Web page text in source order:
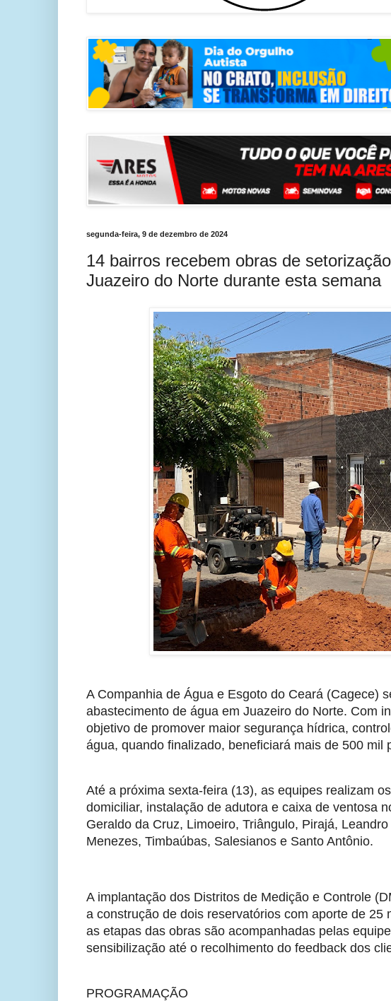
segunda-feira, 9 de dezembro de 2024
14 bairros recebem obras de
Juazeiro do Norte durante esta semana
A Companhia de Água e Esgoto do Ceará (Cagece)
abastecimento de água em Juazeiro do Norte. Com
objetivo de promover maior segurança hídrica,
água, quando finalizado, beneficiará mais de 500 mil
Até a próxima sexta-feira (13), as equipes realizam
domiciliar, instalação de adutora e caixa de ventosa
Geraldo da Cruz, Limoeiro, Triângulo, Pirajá,
Menezes, Timbaúbas, Salesianos e Santo Antônio.
A implantação dos Distritos de Medição e Controle
a construção de dois reservatórios com aporte de
as etapas das obras são acompanhadas pelas
sensibilização até o recolhimento do feedback dos
PROGRAMAÇÃO